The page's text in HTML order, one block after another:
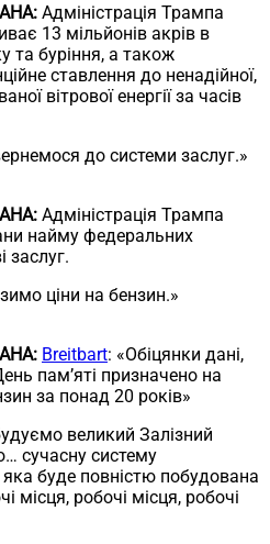
Адміністрація Трампа
13 мільйонів акрів в
та буріння, а також
ставлення до ненадійної,
вітрової енергії за часів
до системи заслуг.»
Адміністрація Трампа
найму федеральних
заслуг.
ціни на бензин.»
Breitbart: «Обіцянки дані,
пам’яті призначено на
за понад 20 років»
великий Залізний
сучасну систему
яка буде повністю побудована
місця, робочі місця, робочі